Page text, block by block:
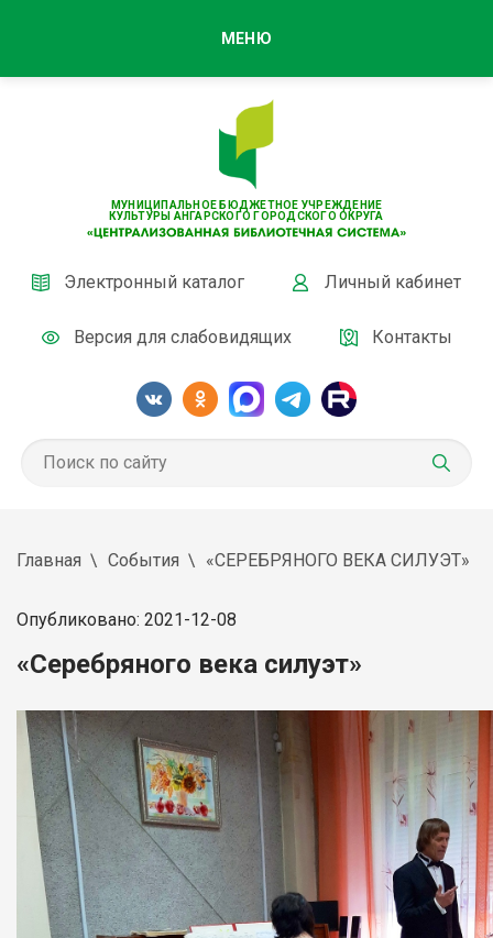
МУНИЦИПАЛЬНОЕ БЮДЖЕТНОЕ УЧРЕЖДЕНИЕ
КУЛЬТУРЫ АНГАРСКОГО ГОРОДСКОГО ОКРУГА
Электронный каталог Личный кабинет
Версия для слабовидящих Контакты
МЕНЮ
Главная События «СЕРЕБРЯНОГО ВЕКА СИЛУЭТ»
Опубликовано: 2021-12-08
«Серебряного века силуэт»